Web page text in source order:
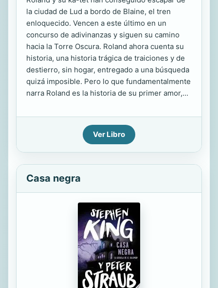
la ciudad de Lud a bordo de Blaine, el tren
enloquecido. Vencen a este último en un
concurso de adivinanzas y siguen su camino
hacia la Torre Oscura. Roland ahora cuenta su
historia, una historia trágica de traiciones y de
destierro, sin hogar, entregado a una búsqueda
quizá imposible. Pero lo que fundamentalmente
narra Roland es la historia de su primer amor,...
Ver Libro
Casa negra